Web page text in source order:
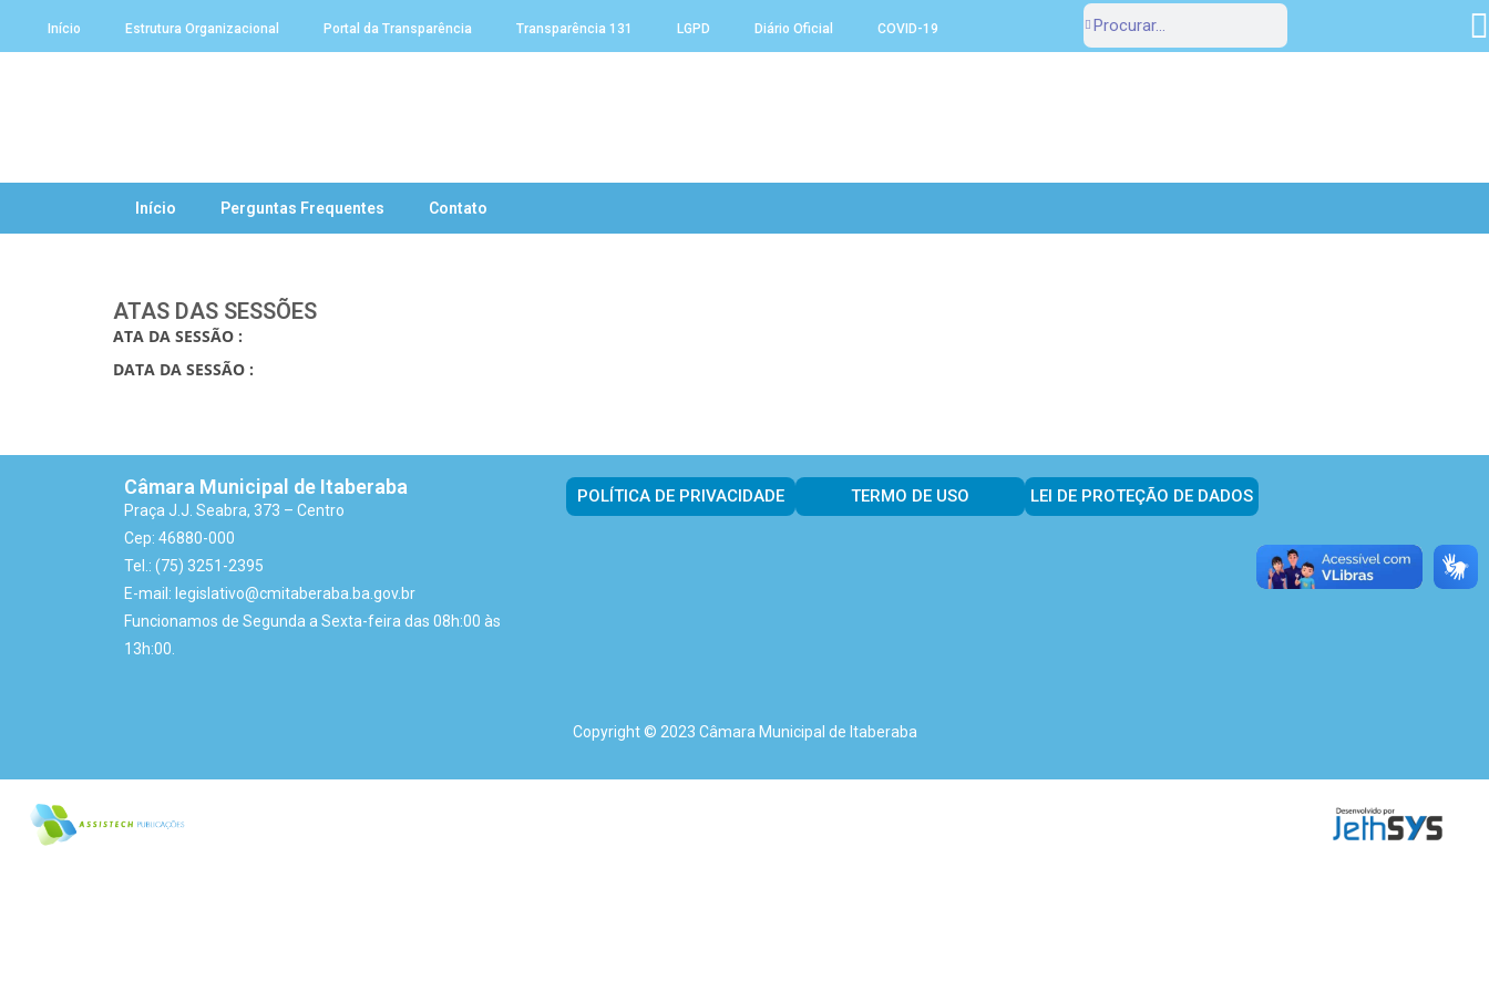
Início Estrutura Organizacional Portal da Transparência Transparência 131 LGPD Diário Oficial COVID-19
Início Perguntas Frequentes Contato
ATAS DAS SESSÕES
ATA DA SESSÃO :
DATA DA SESSÃO :
Câmara Municipal de Itaberaba
Praça J.J. Seabra, 373 – Centro
Cep: 46880-000
Tel.: (75) 3251-2395
E-mail: legislativo@cmitaberaba.ba.gov.br
Funcionamos de Segunda a Sexta-feira das 08h:00 às
13h:00.
POLÍTICA DE PRIVACIDADE TERMO DE USO LEI DE PROTEÇÃO DE DADOS
Copyright © 2023 Câmara Municipal de Itaberaba